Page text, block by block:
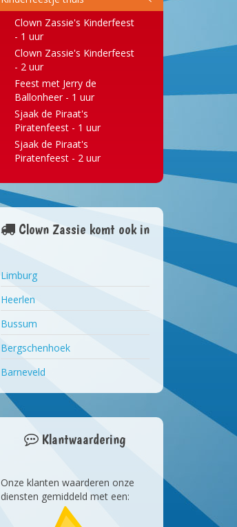
Clown Zassie's Kinderfeest
- 1 uur
Clown Zassie's Kinderfeest
- 2 uur
Feest met Jerry de
Ballonheer - 1 uur
Sjaak de Piraat's
Piratenfeest - 1 uur
Sjaak de Piraat's
Piratenfeest - 2 uur
Clown Zassie komt ook in
Limburg
Heerlen
Bussum
Bergschenhoek
Barneveld
Klantwaardering
Onze klanten waarderen onze
diensten gemiddeld met een: